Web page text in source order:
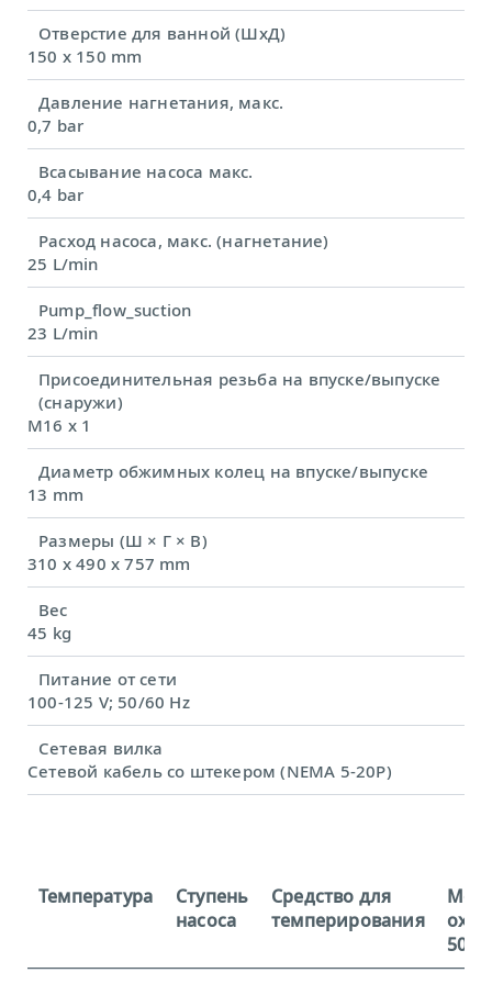
Отверстие для ванной (ШхД)
150 x 150 mm
Давление нагнетания, макс.
0,7 bar
Всасывание насоса макс.
0,4 bar
Расход насоса, макс. (нагнетание)
25 L/min
Pump_flow_suction
23 L/min
Присоединительная резьба на впуске/выпуске
(снаружи)
M16 x 1
Диаметр обжимных колец на впуске/выпуске
13 mm
Размеры (Ш × Г × В)
310 x 490 x 757 mm
Вес
45 kg
Питание от сети
100-125 V; 50/60 Hz
Сетевая вилка
Сетевой кабель со штекером (NEMA 5-20P)
Температура
Ступень
насоса
Средство для
темперирования
50 Гц